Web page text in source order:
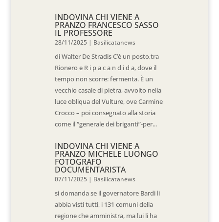
INDOVINA CHI VIENE A
PRANZO FRANCESCO SASSO
IL PROFESSORE
28/11/2025 | Basilicatanews
di Walter De Stradis C’è un posto,tra
Rionero e R i p a c a n d i d a, dove il
tempo non scorre: fermenta. È un
vecchio casale di pietra, avvolto nella
luce obliqua del Vulture, ove Carmine
Crocco – poi consegnato alla storia
come il “generale dei briganti”-per...
INDOVINA CHI VIENE A
PRANZO MICHELE LUONGO
FOTOGRAFO
DOCUMENTARISTA
07/11/2025 | Basilicatanews
si domanda se il governatore Bardi li
abbia visti tutti, i 131 comuni della
regione che amministra, ma lui li ha